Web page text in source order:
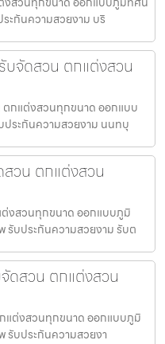
ะกันความสวยงาม บริ
จัดสวน ตกแต่งสวน
กแต่งสวนทุกขนาด ออกแบบ
ระกันความสวยงาม นนทบุ
วน ตกแต่งสวน
งสวนทุกขนาด ออกแบบภูมิ
รับประกันความสวยงาม รับต
ดสวน ตกแต่งสวน
ต่งสวนทุกขนาด ออกแบบภูมิ
รับประกันความสวยงา